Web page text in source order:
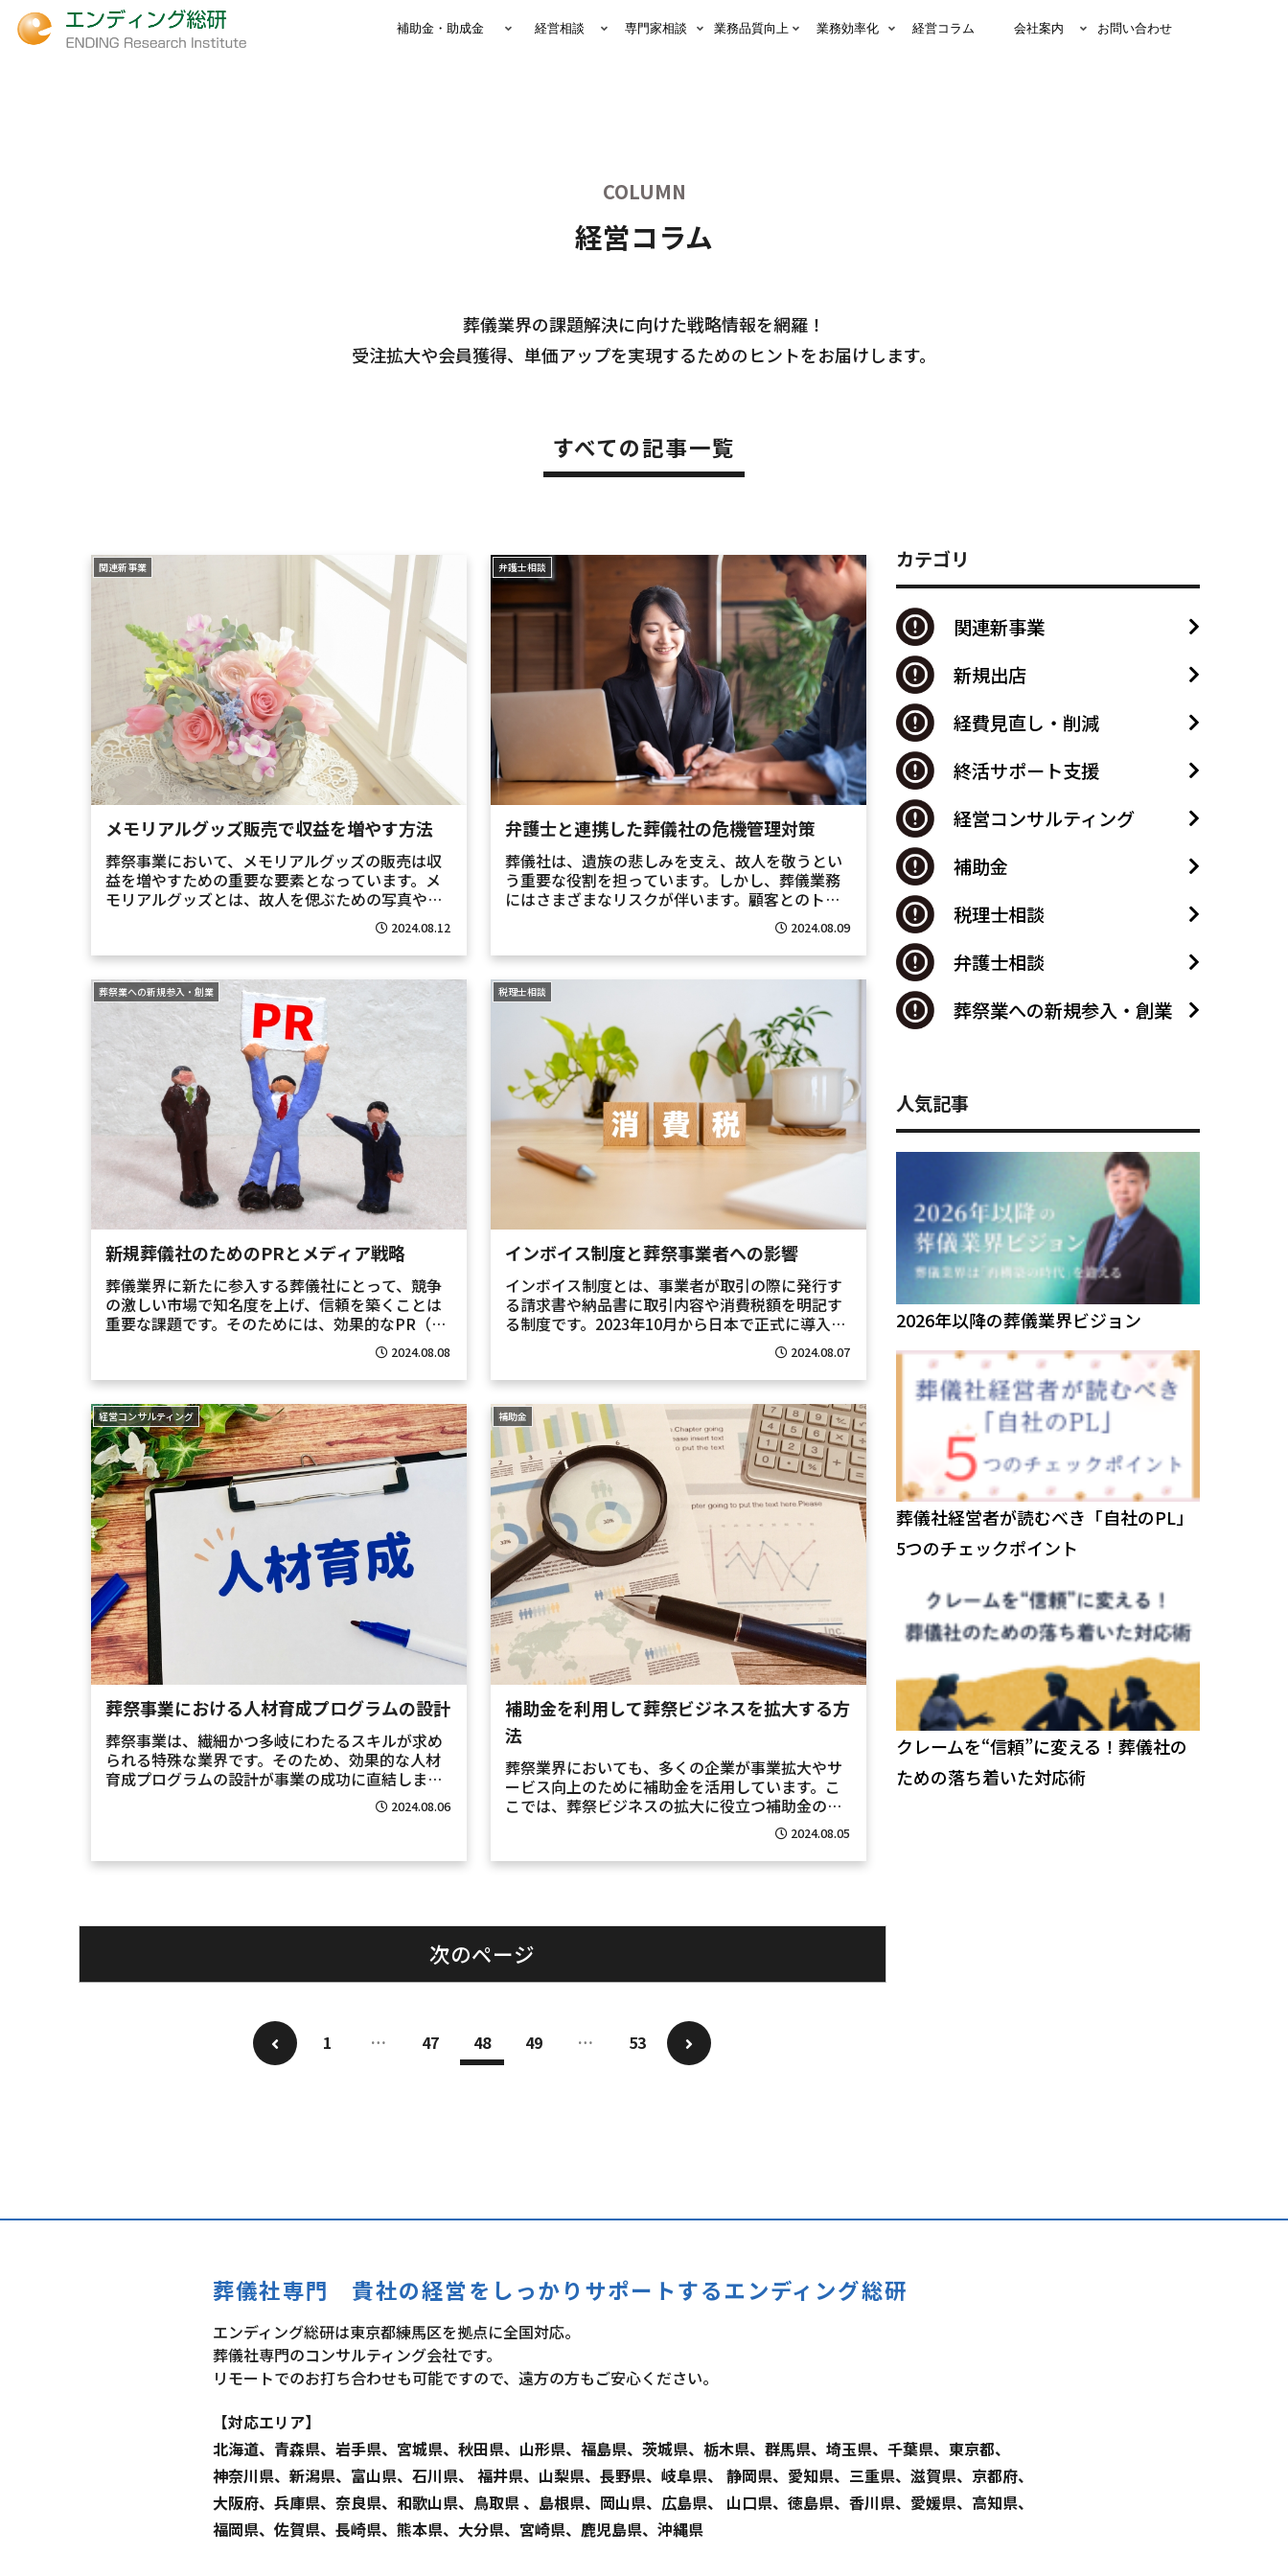
補助金・助成金 経営相談 専門家相談 業務品質向上 業務効率化 経営コラム 会社案内 お問い合わせ
COLUMN
経営コラム
葬儀業界の課題解決に向けた戦略情報を網羅！
受注拡大や会員獲得、単価アップを実現するためのヒントをお届けします。
すべての記事一覧
関連新事業
メモリアルグッズ販売で収益を増やす方法
葬祭事業において、メモリアルグッズの販売は収
益を増やすための重要な要素となっています。メ
モリアルグッズとは、故人を偲ぶための写真や遺
灰を用いたジュエリー、記念品などを指します。
これらの商品を効果的に販売することで、葬儀後
の収益源としての可能...
2024.08.12
弁護士相談
弁護士と連携した葬儀社の危機管理対策
葬儀社は、遺族の悲しみを支え、故人を敬うとい
う重要な役割を担っています。しかし、葬儀業務
にはさまざまなリスクが伴います。顧客とのトラ
ブル、法的問題、業務上のミスなど、危機はいつ
どこから訪れるか分かりません。そこで、弁護士
との連携による危機管...
2024.08.09
葬祭業への新規参入・創業
新規葬儀社のためのPRとメディア戦略
葬儀業界に新たに参入する葬儀社にとって、競争
の激しい市場で知名度を上げ、信頼を築くことは
重要な課題です。そのためには、効果的なPR（パ
ブリック・リレーションズ）とメディア戦略が欠
かせません。本ブログでは、新規葬儀社が成功す
るためのPRとメデ...
2024.08.08
税理士相談
インボイス制度と葬祭事業者への影響
インボイス制度とは、事業者が取引の際に発行す
る請求書や納品書に取引内容や消費税額を明記す
る制度です。2023年10月から日本で正式に導入さ
れ、適格請求書等保存方式（インボイス方式）と
も呼ばれています。この制度の導入は、特に葬祭
事業者にとって...
2024.08.07
経営コンサルティング
葬祭事業における人材育成プログラムの設計
葬祭事業は、繊細かつ多岐にわたるスキルが求め
られる特殊な業界です。そのため、効果的な人材
育成プログラムの設計が事業の成功に直結しま
す。本ブログでは、葬祭事業者向けに効果的な人
材育成プログラムを設計するためのポイントを紹
2024.08.06
補助金
補助金を利用して葬祭ビジネスを拡大する方
法
葬祭業界においても、多くの企業が事業拡大やサ
ービス向上のために補助金を活用しています。こ
こでは、葬祭ビジネスの拡大に役立つ補助金の活
用方法について解説します。1. 補助金の種類と対
象を理解する補助金は、国や地方自治体、関連団
体から提供される...
2024.08.05
次のページ
前
1 … 47 48 49 … 53
次
カテゴリ
関連新事業
新規出店
経費見直し・削減
終活サポート支援
経営コンサルティング
補助金
税理士相談
弁護士相談
葬祭業への新規参入・創業
人気記事
2026年以降の葬儀業界ビジョン
葬儀社経営者が読むべき「自社のPL」
5つのチェックポイント
クレームを“信頼”に変える！葬儀社の
ための落ち着いた対応術
葬儀社専門 貴社の経営をしっかりサポートするエンディング総研
エンディング総研は東京都練馬区を拠点に全国対応。
葬儀社専門のコンサルティング会社です。
リモートでのお打ち合わせも可能ですので、遠方の方もご安心ください。
【対応エリア】
北海道、青森県、岩手県、宮城県、秋田県、山形県、福島県、茨城県、栃木県、群馬県、埼玉県、千葉県、東京都、
神奈川県、新潟県、富山県、石川県、 福井県、山梨県、長野県、岐阜県、 静岡県、愛知県、三重県、滋賀県、京都府、
大阪府、兵庫県、奈良県、和歌山県、鳥取県 、島根県、岡山県、広島県、 山口県、徳島県、香川県、愛媛県、高知県、
福岡県、佐賀県、長崎県、熊本県、大分県、宮崎県、鹿児島県、沖縄県